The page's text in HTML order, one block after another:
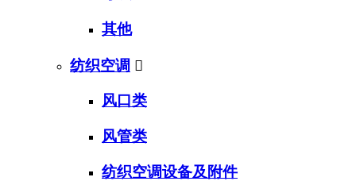
其他
纺织空调 
风口类
风管类
纺织空调设备及附件